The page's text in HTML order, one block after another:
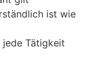
ist wie
jede Tätigkeit